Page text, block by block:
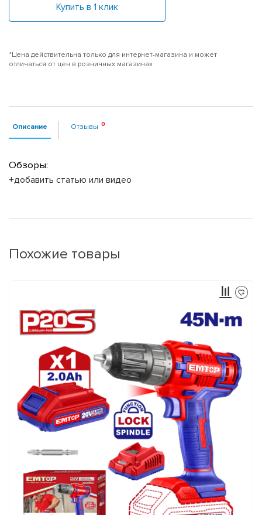
Купить в 1 клик
*Цена действительна только для интернет-магазина и может
отличаться от цен в розничных магазинах
Описание Отзывы
Обзоры:
+добавить статью или видео
Похожие товары